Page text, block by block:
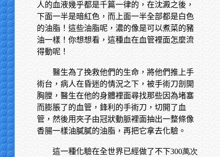
人的血液幾乎都是千篇一律的，在沈澱之後，
下面一半是暗紅色，而上面一半全部都是白色
的油脂！這些油脂呢，濃的像是可以煮菜的豬
油一樣！你想想看，這種血在血管裡面怎麼流
得動呢！
醫生為了挽救他們的生命，將他們推上手
術台，病人在昏迷的情況之下，被手術刀剖開
胸膛，醫生在他的身體裡面尋找那些因為堵塞
而膨脹了的血管，鋒利的手術刀，切開了血
管，然後用夾子由冠狀動脈裡面抽出一整條像
香腸一樣油膩膩的油脂，再把它拿去化驗。
這一種化驗在全世界已經做了不下300萬次